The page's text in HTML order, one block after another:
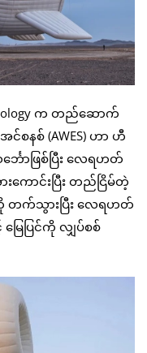
က တည်ဆောက်
င်စနစ် (AWES) ဟာ ဟီ
ာဖြစ်ပြီး လေရဟတ်
ောင်းပြီး တည်ငြိမ်တဲ့
တက်သွားပြီး လေရဟတ်
ပြင်ကို လျှပ်စစ်